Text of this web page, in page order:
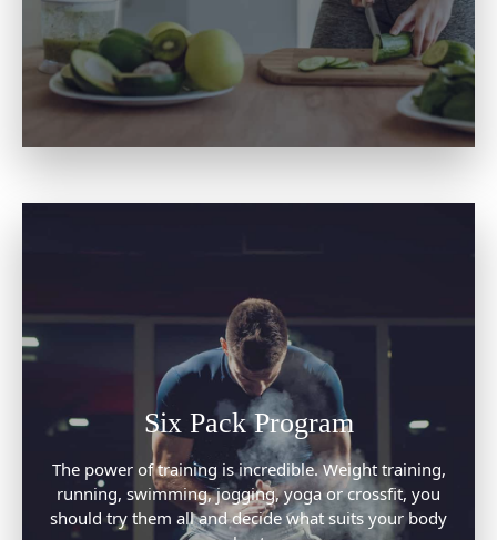
Six Pack Program
The power of training is incredible. Weight training,
running, swimming, jogging, yoga or crossfit, you
should try them all and decide what suits your body